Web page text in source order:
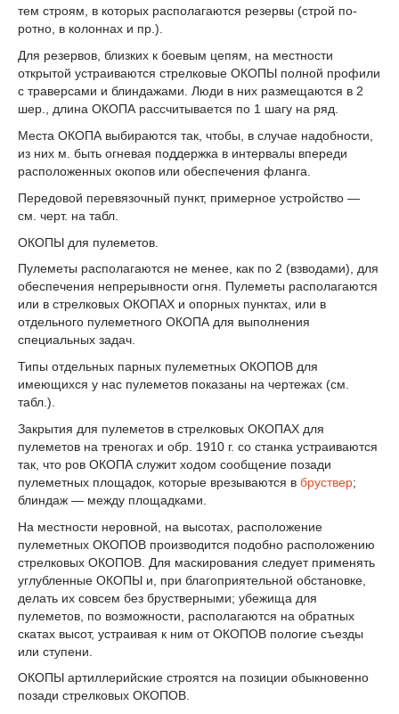
тем строям, в которых располагаются резервы (строй по-
ротно, в колоннах и пр.).
Для резервов, близких к боевым цепям, на местности
открытой устраиваются стрелковые ОКОПЫ полной профили
с траверсами и блиндажами. Люди в них размещаются в 2
шер., длина ОКОПА рассчитывается по 1 шагу на ряд.
Места ОКОПА выбираются так, чтобы, в случае надобности,
из них м. быть огневая поддержка в интервалы впереди
расположенных окопов или обеспечения фланга.
Передовой перевязочный пункт, примерное устройство —
см. черт. на табл.
ОКОПЫ для пулеметов.
Пулеметы располагаются не менее, как по 2 (взводами), для
обеспечения непрерывности огня. Пулеметы располагаются
или в стрелковых ОКОПАХ и опорных пунктах, или в
отдельного пулеметного ОКОПА для выполнения
специальных задач.
Типы отдельных парных пулеметных ОКОПОВ для
имеющихся у нас пулеметов показаны на чертежах (см.
табл.).
Закрытия для пулеметов в стрелковых ОКОПАХ для
пулеметов на треногах и обр. 1910 г. со станка устраиваются
так, что ров ОКОПА служит ходом сообщение позади
пулеметных площадок, которые врезываются в бруствер;
блиндаж — между площадками.
На местности неровной, на высотах, расположение
пулеметных ОКОПОВ производится подобно расположению
стрелковых ОКОПОВ. Для маскирования следует применять
углубленные ОКОПЫ и, при благоприятельной обстановке,
делать их совсем без брустверными; убежища для
пулеметов, по возможности, располагаются на обратных
скатах высот, устраивая к ним от ОКОПОВ пологие съезды
или ступени.
ОКОПЫ артиллерийские строятся на позиции обыкновенно
позади стрелковых ОКОПОВ.